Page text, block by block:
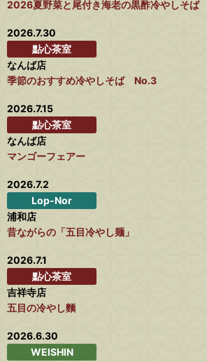
2026夏野菜と尾付き海老の黒酢冷やしそば
2026.7.30
點心茶室
なんば店
季節のおすすめ冷やしそば No.3
2026.7.15
點心茶室
なんば店
マンゴーフェアー
2026.7.2
Lop-Nor
浦和店
昔ながらの「五目冷やし麺」
2026.7.1
點心茶室
吉祥寺店
五目の冷やし麵
2026.6.30
WEISHIN